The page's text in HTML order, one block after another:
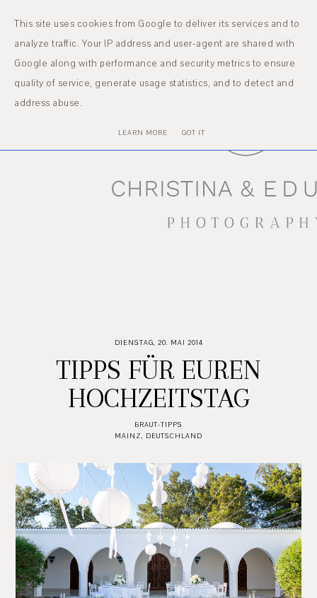
MENU
DIENSTAG, 20. MAI 2014
TIPPS FÜR EUREN
HOCHZEITSTAG
BRAUT-TIPPS
MAINZ, DEUTSCHLAND
This site uses cookies from Google to deliver its services and to
analyze traffic. Your IP address and user-agent are shared with
Google along with performance and security metrics to ensure
quality of service, generate usage statistics, and to detect and
address abuse.
LEARN MORE GOT IT